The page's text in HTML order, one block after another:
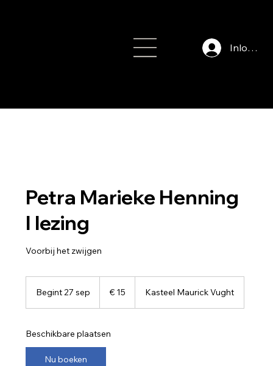
Inloggen
Petra Marieke Henning
I lezing
Voorbij het zwijgen
Begint 27 sep
n
t
€ 15 Kasteel Maurick Vught
Beschikbare plaatsen
Nu boeken